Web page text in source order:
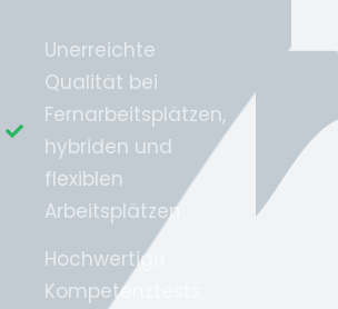
Unerreichte
Qualität bei
Fernarbeitsplätzen,
hybriden und
flexiblen
Arbeitsplätzen
Hochwertige
Kompetenztests,